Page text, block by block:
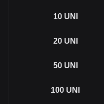
10 UNI
20 UNI
50 UNI
100 UNI